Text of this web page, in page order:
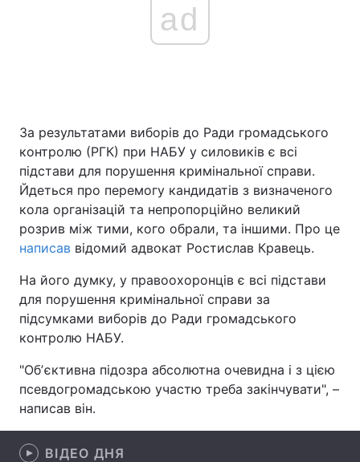
Україна Політика
Економіка Світ
Спорт Наука
Техно і зв'язок Лайт
Зброя Інциденти
Здоров'я Туризм
Екологія Регіони
ad
За результатами виборів до Ради громадського
контролю (РГК) при НАБУ у силовиків є всі
підстави для порушення кримінальної справи.
Йдеться про перемогу кандидатів з визначеного
кола організацій та непропорційно великий
розрив між тими, кого обрали, та іншими. Про це
написав відомий адвокат Ростислав Кравець.
На його думку, у правоохоронців є всі підстави
для порушення кримінальної справи за
підсумками виборів до Ради громадського
контролю НАБУ.
"Обʼєктивна підозра абсолютна очевидна і з цією
псевдогромадською участю треба закінчувати", –
написав він.
ВІДЕО ДНЯ